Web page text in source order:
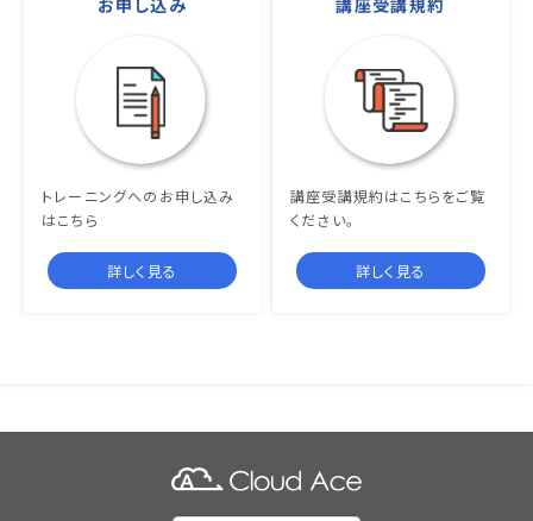
お申し込み
トレーニングへのお申し込み
はこちら
詳しく見る
講座受講規約
講座受講規約はこちらをご覧
ください。
詳しく見る